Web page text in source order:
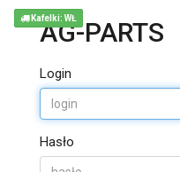
AG-PARTS
Login
Hasło
Kafelki: WŁ